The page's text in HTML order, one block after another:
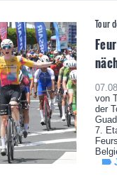
Tour
von
der
7.